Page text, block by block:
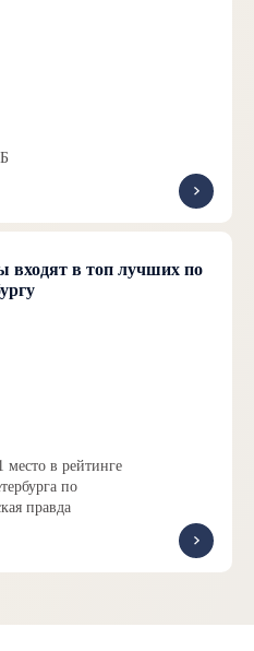
входят в топ лучших по
в рейтинге
по
правда